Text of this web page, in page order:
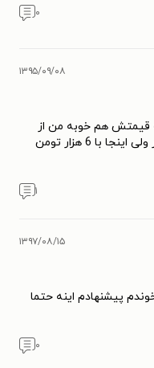
۰
۱۳۹۵/۰۹/۰۸
قیمتش هم خوبه من از
بیرون چاپ شدش رو گرفتم شد 16 هزار ولی اینجا با 6 هزار تومن
۱
۱۳۹۷/۰۸/۱۵
پیشنهادم اینه حتما
۰